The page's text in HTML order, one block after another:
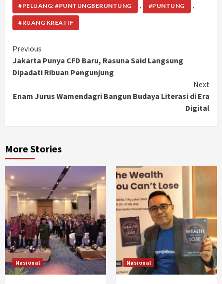
#PELUANG: #PUNTUNGBERUNTUNG , #PUNTUNG ,
#RUANG KREATIF
Continue
Reading
Previous
Jakarta Punya CFD Baru, Rasuna Said Langsung
Dipadati Ribuan Pengunjung
Next
Enam Jurus Wamendagri Bangun Budaya Literasi di Era
Digital
More Stories
Nasional Nasional